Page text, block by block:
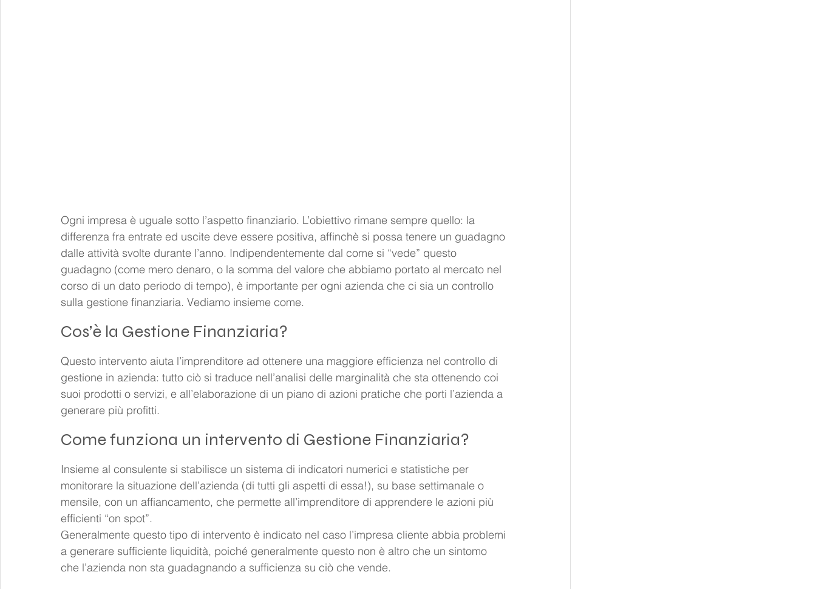
Ogni impresa è uguale sotto l’aspetto finanziario. L’obiettivo rimane sempre quello: la
differenza fra entrate ed uscite deve essere positiva, affinchè si possa tenere un guadagno
dalle attività svolte durante l’anno. Indipendentemente dal come si “vede” questo
guadagno (come mero denaro, o la somma del valore che abbiamo portato al mercato nel
corso di un dato periodo di tempo), è importante per ogni azienda che ci sia un controllo
sulla gestione finanziaria. Vediamo insieme come.
Cos’è la Gestione Finanziaria?
Questo intervento aiuta l’imprenditore ad ottenere una maggiore efficienza nel controllo di
gestione in azienda: tutto ciò si traduce nell’analisi delle marginalità che sta ottenendo coi
suoi prodotti o servizi, e all’elaborazione di un piano di azioni pratiche che porti l’azienda a
generare più profitti.
Come funziona un intervento di Gestione Finanziaria?
Insieme al consulente si stabilisce un sistema di indicatori numerici e statistiche per
monitorare la situazione dell’azienda (di tutti gli aspetti di essa!), su base settimanale o
mensile, con un affiancamento, che permette all’imprenditore di apprendere le azioni più
efficienti “on spot”.
Generalmente questo tipo di intervento è indicato nel caso l’impresa cliente abbia problemi
a generare sufficiente liquidità, poiché generalmente questo non è altro che un sintomo
che l’azienda non sta guadagnando a sufficienza su ciò che vende.